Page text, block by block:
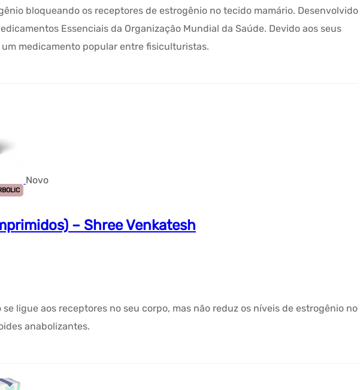
bloqueando os receptores de estrogênio no tecido mamário. Desenvolvido
Essenciais da Organização Mundial da Saúde. Devido aos seus
medicamento popular entre fisiculturistas.
Novo
– Shree Venkatesh
ligue aos receptores no seu corpo, mas não reduz os níveis de estrogênio no
anabolizantes.